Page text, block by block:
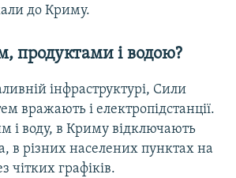
до Криму.
продуктами і водою?
інфраструктурі, Сили
вражають і електропідстанції.
і воду, в Криму відключають
в різних населених пунктах на
чітких графіків.